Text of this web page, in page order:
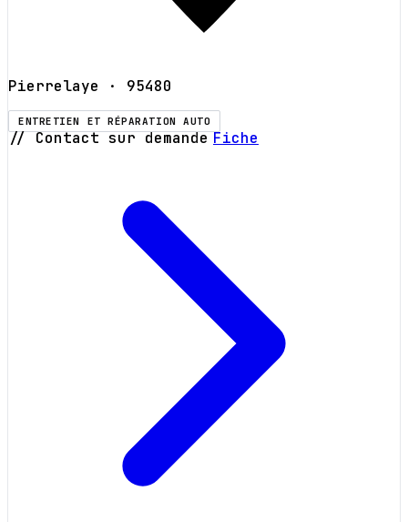
Pierrelaye · 95480
ENTRETIEN ET RÉPARATION AUTO
// Contact sur demande Fiche